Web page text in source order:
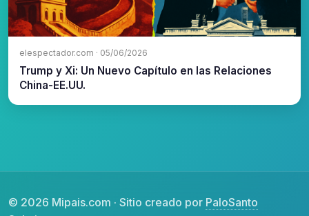
elespectador.com · 05/06/2026
Trump y Xi: Un Nuevo Capítulo en las Relaciones
China-EE.UU.
© 2026 Mipais.com · Sitio creado por PaloSanto